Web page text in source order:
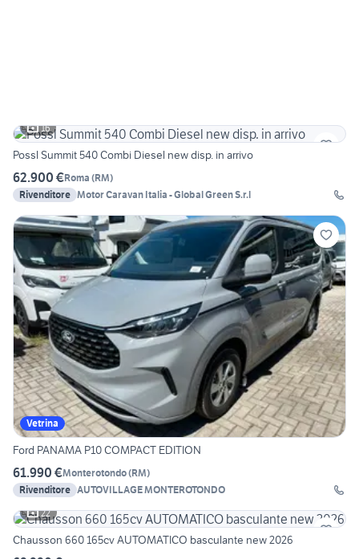
16
Possl Summit 540 Combi Diesel new disp. in arrivo
62.900 €Roma (RM)
Rivenditore Motor Caravan Italia - Global Green S.r.l
Vetrina
Ford PANAMA P10 COMPACT EDITION
61.990 €Monterotondo(RM)
Rivenditore AUTOVILLAGE MONTEROTONDO
22
Chausson 660 165cv AUTOMATICO basculante new 2026